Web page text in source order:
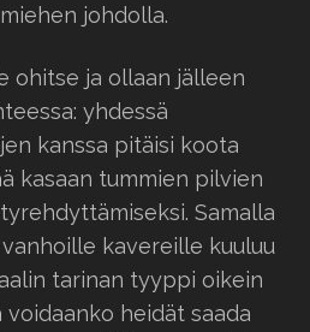
johdolla.
ohitse ja ollaan jälleen
yhdessä
kanssa pitäisi koota
kasaan tummien pilvien
Samalla
kavereille kuuluu
tarinan tyyppi oikein
heidät saada